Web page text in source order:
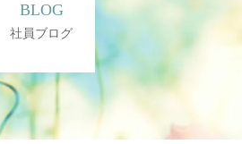
BLOG
社員ブログ